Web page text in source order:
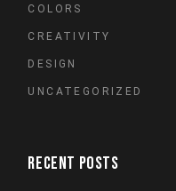
COLORS
CREATIVITY
DESIGN
UNCATEGORIZED
RECENT POSTS